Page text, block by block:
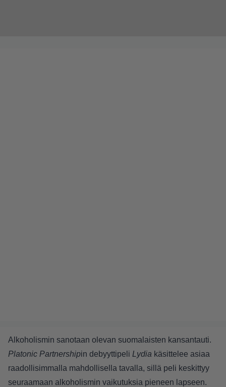
Alkoholismin sanotaan olevan suomalaisten kansantauti.
Platonic Partnershipin debyyttipeli Lydia käsittelee asiaa
raadollisimmalla mahdollisella tavalla, sillä peli keskittyy
seuraamaan alkoholismin vaikutuksia pieneen lapseen.